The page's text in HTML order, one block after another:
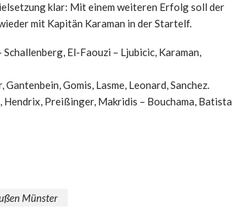
klar: Mit einem weiteren Erfolg soll der
mit Kapitän Karaman in der Startelf.
Schallenberg, El-Faouzi – Ljubicic, Karaman,
Gomis, Lasme, Leonard, Sanchez.
Hendrix, Preißinger, Makridis – Bouchama, Batista
Münster